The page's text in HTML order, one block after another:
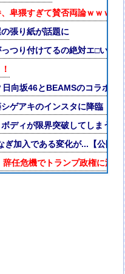
卑猥すぎて賛否両論ｗｗｗｗ
張り紙が話題に
つり付けてるの絶対エ□いｗ
日向坂46とBEAMSのコラボが
ゲアキのインスタに降臨！本
ディが限界突破してしまう
ぎ加入である変化が...【公開
任危機でトランプ政権に泣